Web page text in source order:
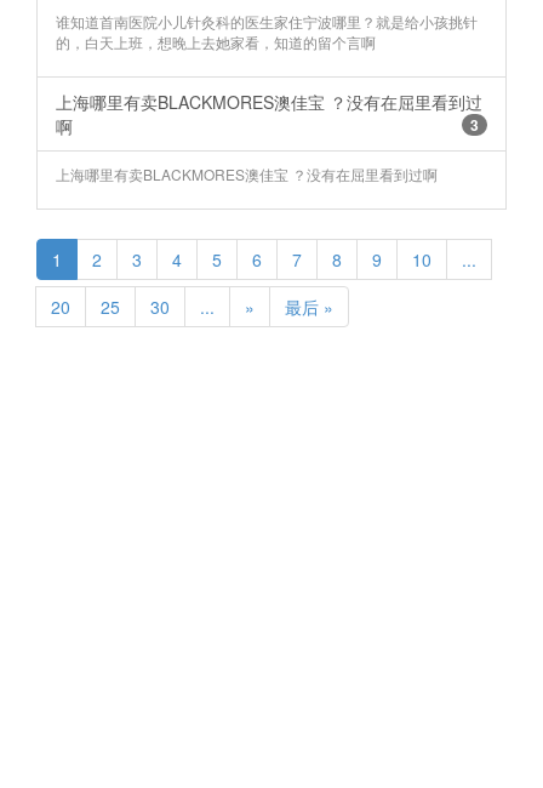
谁知道首南医院小儿针灸科的医生家住宁波哪里？就是给小孩挑针
的，白天上班，想晚上去她家看，知道的留个言啊
上海哪里有卖BLACKMORES澳佳宝 ？没有在屈里看到过
啊
3
上海哪里有卖BLACKMORES澳佳宝 ？没有在屈里看到过啊
1 2 3 4 5 6 7 8 9 10
...
20
25 30 ... » 最后 »